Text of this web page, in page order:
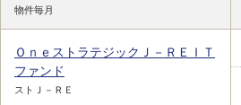
物件毎月
ＯｎｅストラテジックＪ－ＲＥＩＴ
ファンド
ストＪ－ＲＥ